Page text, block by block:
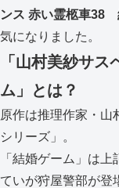
ンス 赤い霊柩車38
気になりました。
「 山村美紗サス
ム 」とは？
原作は推理作家・山
シリーズ」。
「結婚ゲーム」は
ていが狩屋警部が登